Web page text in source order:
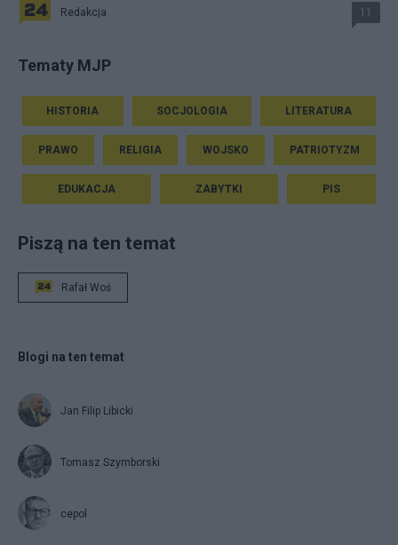
Redakcja 11
Tematy MJP
HISTORIA SOCJOLOGIA LITERATURA
PRAWO RELIGIA WOJSKO PATRIOTYZM
EDUKACJA ZABYTKI PIS
Piszą na ten temat
Rafał Woś
Blogi na ten temat
Jan Filip Libicki
Tomasz Szymborski
cepol